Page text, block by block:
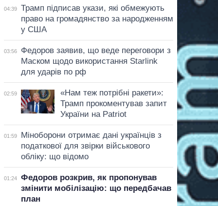
04:39
Трамп підписав укази, які обмежують
право на громадянство за народженням
у США
03:56
Федоров заявив, що веде переговори з
Маском щодо використання Starlink
для ударів по рф
02:59
«Нам теж потрібні ракети»:
Трамп прокоментував запит
України на Patriot
01:59
Міноборони отримає дані українців з
податкової для звірки військового
обліку: що відомо
01:24
Федоров розкрив, як пропонував
змінити мобілізацію: що передбачав
план